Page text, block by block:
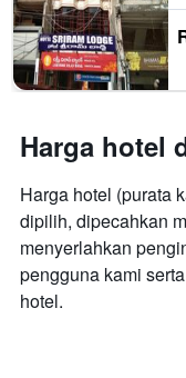
Harga hotel
Harga hotel (purata
dipilih, dipecahkan
menyerlahkan
pengguna kami
hotel.